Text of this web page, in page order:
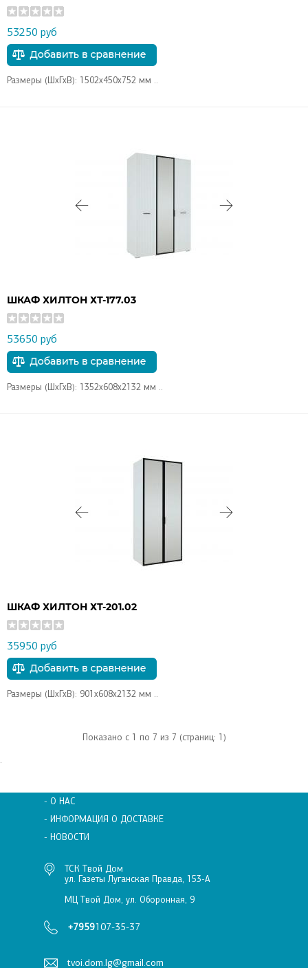
53250 руб
Размеры (ШхГхВ): 1502х450х752 мм ..
ШКАФ ХИЛТОН ХТ-177.03
53650 руб
Размеры (ШхГхВ): 1352х608х2132 мм ..
ШКАФ ХИЛТОН ХТ-201.02
35950 руб
Размеры (ШхГхВ): 901х608х2132 мм ..
Показано с 1 по 7 из 7 (страниц: 1)
- О НАС
- ИНФОРМАЦИЯ О ДОСТАВКЕ
- НОВОСТИ
ТСК Твой Дом
ул. Газеты Луганская Правда, 153-А
МЦ Твой Дом, ул. Оборонная, 9
+7959107-35-37
tvoi.dom.lg@gmail.com